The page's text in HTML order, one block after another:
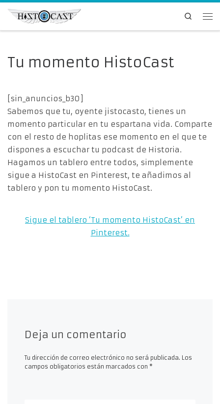
Saltar al contenido
Search
Tu momento HistoCast
[sin_anuncios_b30]
Sabemos que tu, oyente jistocasto, tienes un
momento particular en tu espartana vida. Comparte
con el resto de hoplitas ese momento en el que te
dispones a escuchar tu podcast de Historia.
Hagamos un tablero entre todos, simplemente
sigue a HistoCast en Pinterest, te añadimos al
tablero y pon tu momento HistoCast.
Sigue el tablero ‘Tu momento HistoCast’ en
Pinterest.
Deja un comentario
Tu dirección de correo electrónico no será publicada. Los
campos obligatorios están marcados con *